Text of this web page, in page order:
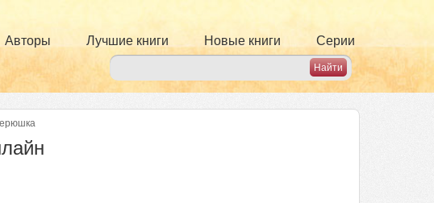
Авторы Лучшие книги Новые книги Серии